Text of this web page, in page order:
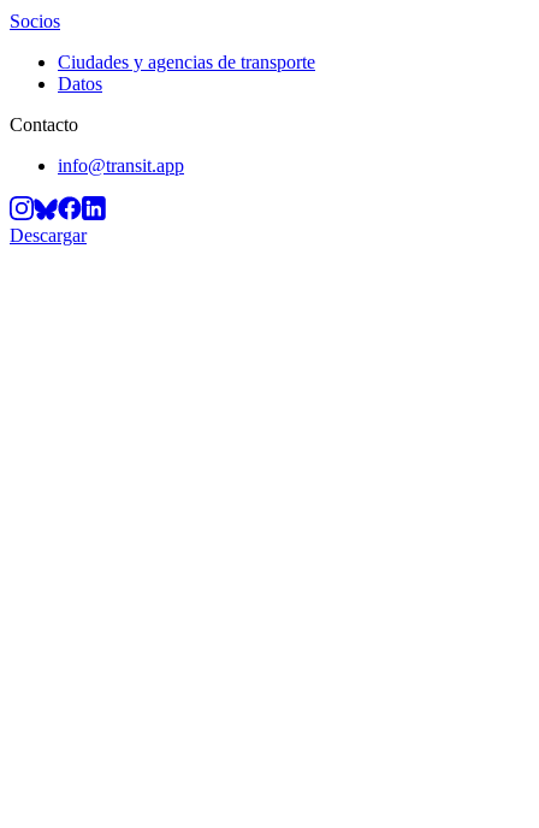
Socios
Ciudades y agencias de transporte
Datos
Contacto
info@transit.app
Descargar